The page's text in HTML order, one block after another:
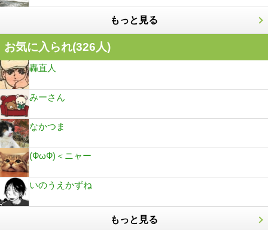
もっと見る
お気に入られ(326人)
轟直人
みーさん
なかつま
(ФωФ)＜ニャー
いのうえかずね
もっと見る